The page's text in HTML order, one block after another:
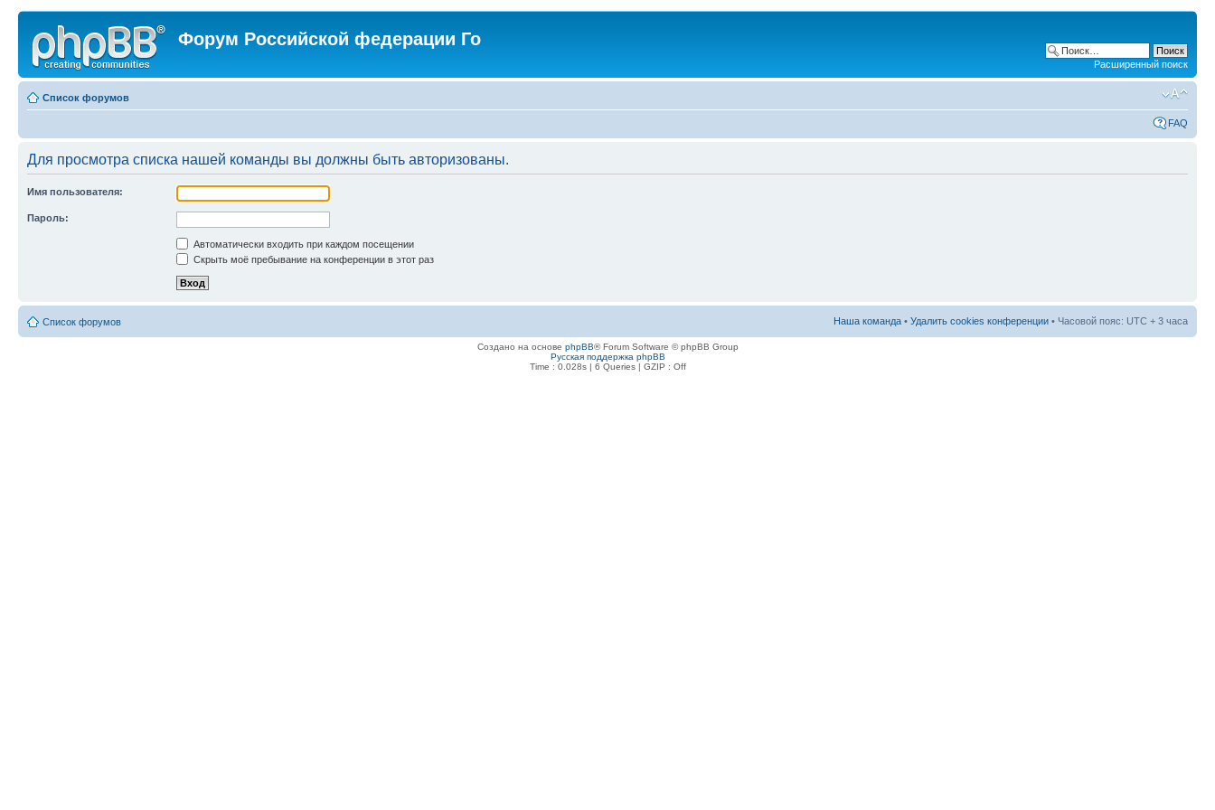
Форум Российской федерации Го
Расширенный поиск
Список форумов
FAQ
Для просмотра списка нашей команды вы должны быть авторизованы.
Имя пользователя:
Пароль:
Автоматически входить при каждом посещении
Скрыть моё пребывание на конференции в этот раз
Список форумов Наша команда • Удалить cookies конференции • Часовой пояс: UTC + 3 часа
Создано на основе phpBB® Forum Software © phpBB Group
Русская поддержка phpBB
Time : 0.028s | 6 Queries | GZIP : Off